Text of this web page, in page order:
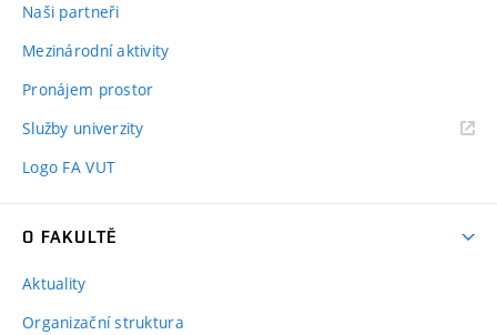
Naši partneři
Mezinárodní aktivity
Pronájem prostor
Služby univerzity
Logo FA VUT
O FAKULTĚ
Aktuality
Organizační struktura